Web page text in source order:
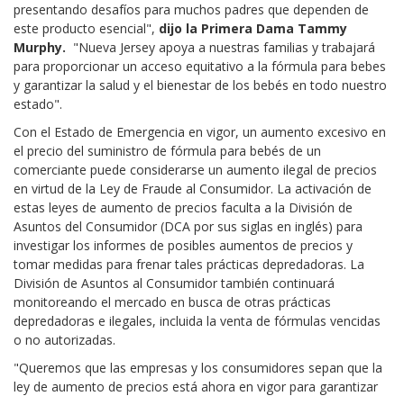
presentando desafíos para muchos padres que dependen de
este producto esencial", dijo la Primera Dama Tammy
Murphy. "Nueva Jersey apoya a nuestras familias y trabajará
para proporcionar un acceso equitativo a la fórmula para bebes
y garantizar la salud y el bienestar de los bebés en todo nuestro
estado".
Con el Estado de Emergencia en vigor, un aumento excesivo en
el precio del suministro de fórmula para bebés de un
comerciante puede considerarse un aumento ilegal de precios
en virtud de la Ley de Fraude al Consumidor. La activación de
estas leyes de aumento de precios faculta a la División de
Asuntos del Consumidor (DCA por sus siglas en inglés) para
investigar los informes de posibles aumentos de precios y
tomar medidas para frenar tales prácticas depredadoras. La
División de Asuntos al Consumidor también continuará
monitoreando el mercado en busca de otras prácticas
depredadoras e ilegales, incluida la venta de fórmulas vencidas
o no autorizadas.
"Queremos que las empresas y los consumidores sepan que la
ley de aumento de precios está ahora en vigor para garantizar